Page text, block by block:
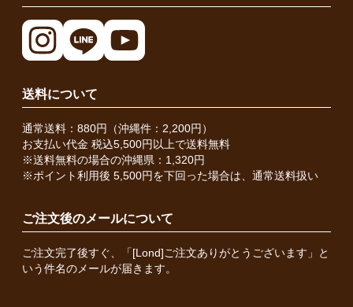
送料について
通常送料：880円（沖縄件：2,200円）
お支払い代金 税込5,500円以上で送料無料
※送料無料の場合の沖縄県：1,320円
※ポイント利用後 5,500円を下回った場合は、通常送料扱い
ご注文後のメールについて
ご注文完了後すぐ、「[Lond]ご注文ありがとうございます」と
いう件名のメールが届きます。